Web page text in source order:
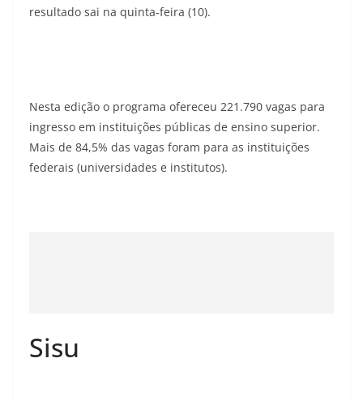
resultado sai na quinta-feira (10).
Nesta edição o programa ofereceu 221.790 vagas para
ingresso em instituições públicas de ensino superior.
Mais de 84,5% das vagas foram para as instituições
federais (universidades e institutos).
Sisu